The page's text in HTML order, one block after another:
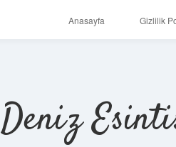
Anasayfa Gizlilik
Deniz